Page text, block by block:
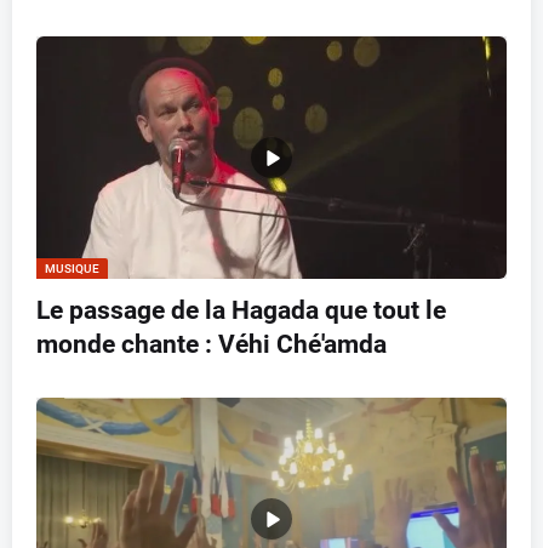
MUSIQUE
Le passage de la Hagada que tout le
monde chante : Véhi Ché'amda